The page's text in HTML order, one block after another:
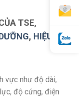
TSE,
, HIỆU
vực như độ dài,
độ cứng, điện